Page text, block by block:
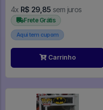
4x R$ 29,85 sem juros
Frete Grátis
Aqui tem cupom
Carrinho